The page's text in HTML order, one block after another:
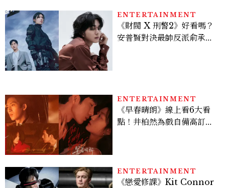
ENTERTAINMENT
《財閥 X 刑警2》好看嗎？
安普賢對決最帥反派俞承
ENTERTAINMENT
《早春晴朗》線上看6大看
點！井柏然為戲自備高訂，
ENTERTAINMENT
《戀愛修課》Kit Connor